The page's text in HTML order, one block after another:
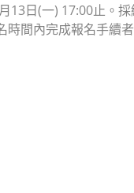
13日(一) 17:00止。
間內完成報名手續